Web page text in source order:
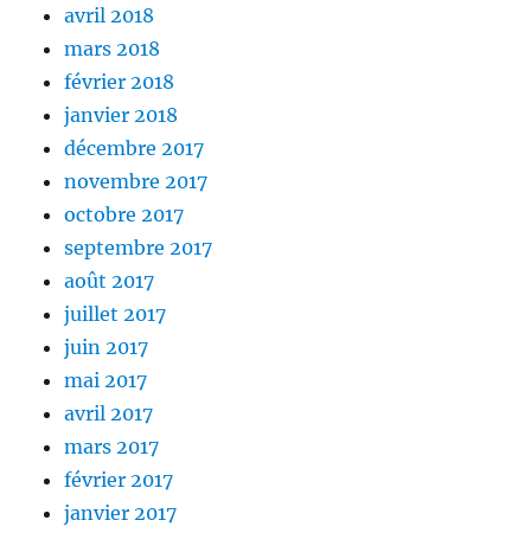
avril 2018
mars 2018
février 2018
janvier 2018
décembre 2017
novembre 2017
octobre 2017
septembre 2017
août 2017
juillet 2017
juin 2017
mai 2017
avril 2017
mars 2017
février 2017
janvier 2017